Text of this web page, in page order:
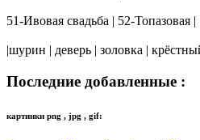
51-Ивовая свадьба | 52-Топазовая |
|шурин | деверь | золовка |
Последние добавленные :
картинки png , jpg , gif: